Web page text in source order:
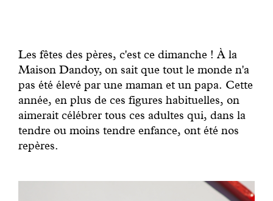
Les fêtes des pères, c'est ce dimanche ! À la
Maison Dandoy, on sait que tout le monde n'a
pas été élevé par une maman et un papa. Cette
année, en plus de ces figures habituelles, on
aimerait célébrer tous ces adultes qui, dans la
tendre ou moins tendre enfance, ont été nos
repères.